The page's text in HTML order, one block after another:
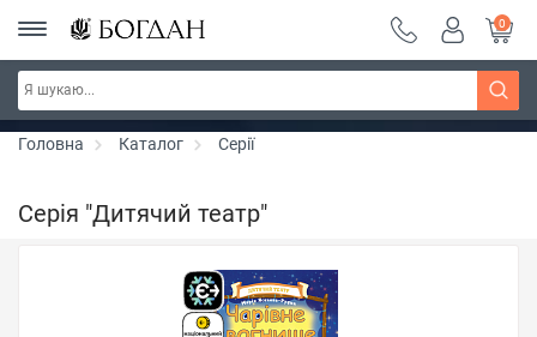
РОЗПРОДАЖ ~ 150 грн ~ 200 грн ~ 250 грн ~
300 грн ~ РОЗПРОДАЖ
Дізнатись більше
0
Головна Каталог Серії
Серія "Дитячий театр"